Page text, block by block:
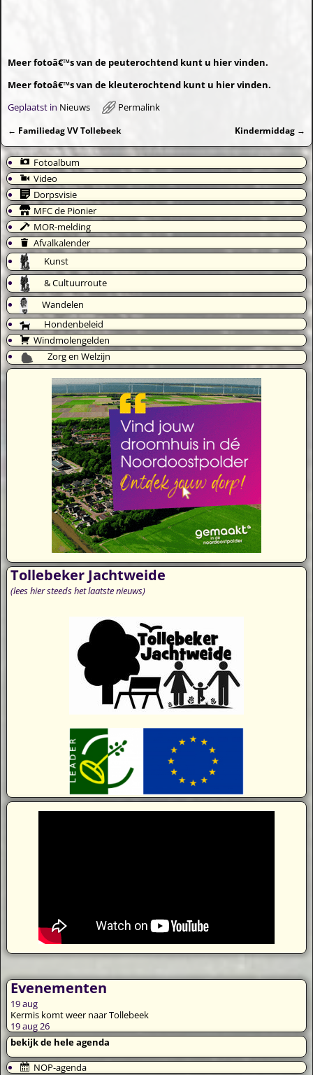
Meer fotoâ€™s van de peuterochtend kunt u hier vinden.
Meer fotoâ€™s van de kleuterochtend kunt u hier vinden.
Geplaatst in Nieuws Permalink
Bericht navigatie
← Familiedag VV Tollebeek Kindermiddag →
Fotoalbum
Video
Dorpsvisie
MFC de Pionier
MOR-melding
Afvalkalender
Kunst
& Cultuurroute
Wandelen
Hondenbeleid
Windmolengelden
Zorg en Welzijn
Tollebeker Jachtweide
(lees hier steeds het laatste nieuws)
Evenementen
19aug
Kermis komt weer naar Tollebeek
19 aug 26
bekijk de hele agenda
NOP-agenda